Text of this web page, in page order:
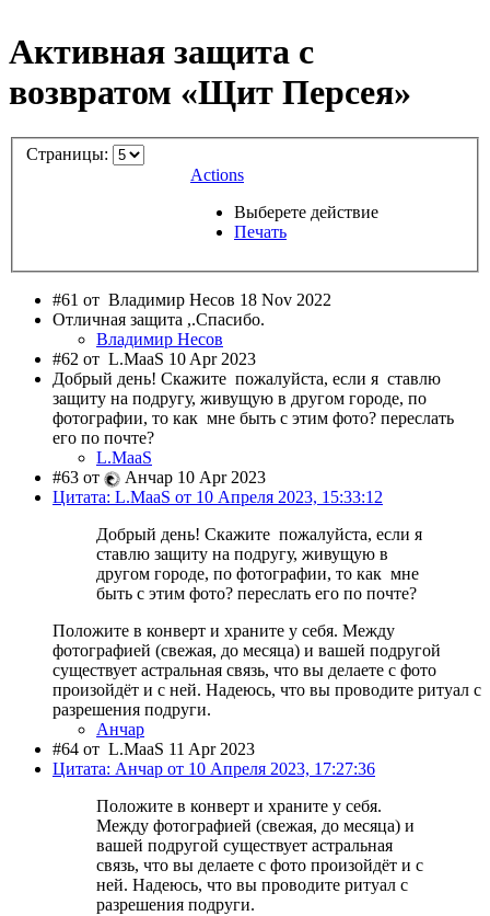
Активная защита с
возвратом «Щит Персея»
Страницы:
Actions
Выберете действие
Печать
#61 от Владимир Несов 18 Nov 2022
Отличная защита ,.Спасибо.
Владимир Несов
#62 от L.MaaS 10 Apr 2023
Добрый день! Скажите пожалуйста, если я ставлю
защиту на подругу, живущую в другом городе, по
фотографии, то как мне быть с этим фото? переслать
его по почте?
L.MaaS
#63 от
Анчар 10 Apr 2023
Цитата: L.MaaS от 10 Апреля 2023, 15:33:12
Добрый день! Скажите пожалуйста, если я
ставлю защиту на подругу, живущую в
другом городе, по фотографии, то как мне
быть с этим фото? переслать его по почте?
Положите в конверт и храните у себя. Между
фотографией (свежая, до месяца) и вашей подругой
существует астральная связь, что вы делаете с фото
произойдёт и с ней. Надеюсь, что вы проводите ритуал с
разрешения подруги.
Анчар
#64 от L.MaaS 11 Apr 2023
Цитата: Анчар от 10 Апреля 2023, 17:27:36
Положите в конверт и храните у себя.
Между фотографией (свежая, до месяца) и
вашей подругой существует астральная
связь, что вы делаете с фото произойдёт и с
ней. Надеюсь, что вы проводите ритуал с
разрешения подруги.